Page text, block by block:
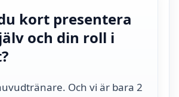
kort presentera
och din roll i
Och vi är bara 2